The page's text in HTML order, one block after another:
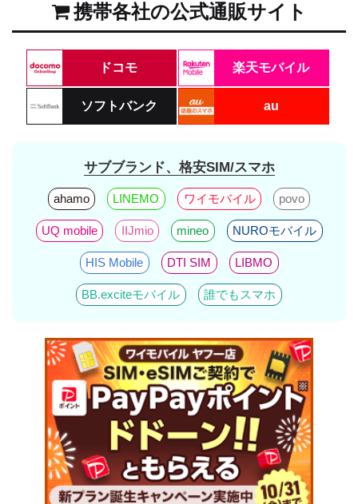
携帯各社の公式通販サイト
ドコモ 楽天モバイル
ソフトバンク au
サブブランド、格安SIM/スマホ
ahamo LINEMO ワイモバイル povo
UQ mobile IIJmio mineo NUROモバイル
HIS Mobile DTI SIM LIBMO
BB.exciteモバイル 誰でもスマホ